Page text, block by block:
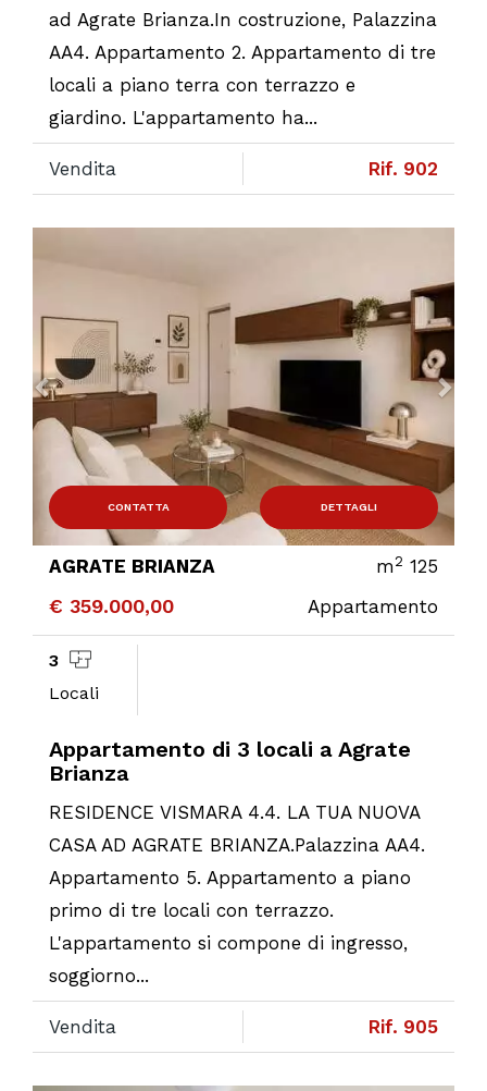
ad Agrate Brianza.In costruzione, Palazzina
AA4. Appartamento 2. Appartamento di tre
locali a piano terra con terrazzo e
giardino. L'appartamento ha...
Vendita Rif. 902
CONTATTA DETTAGLI
AGRATE BRIANZA m2 125
€ 359.000,00 Appartamento
3
Locali
Appartamento di 3 locali a Agrate
Brianza
RESIDENCE VISMARA 4.4. LA TUA NUOVA
CASA AD AGRATE BRIANZA.Palazzina AA4.
Appartamento 5. Appartamento a piano
primo di tre locali con terrazzo.
L'appartamento si compone di ingresso,
soggiorno...
Vendita Rif. 905